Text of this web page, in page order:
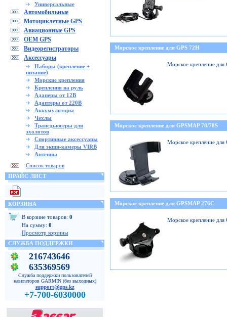
Универсальные
Автомобильные
Мотоциклетные GPS
Авиационные GPS
OEM GPS
Видеорегистраторы
Аксессуары
Наборы (крепление +
питание)
Морские крепления
Крепления на руль
Адаперы от 12В
Адаптеры от 220В
Аккумуляторы
Чехлы
Трансдьюсеры для
эхолотов
Спортивные аксессуары
Для экшн-камеры VIRB
Антенны
Список товаров
ПРАЙС ЛИСТ
КОРЗИНА
В корзине товаров: 0
На сумму: 0
Просмотр корзины
СЛУЖБА ПОДДЕРЖКИ
216743646
635369569
Служба поддержки пользователей
навигаторов GARMIN (без выходных)
support@gps.kz
+7-700-6030000
Морское крепление для GPS 72H
Морское крепление
Морское крепление для GPSMAP 78/78S
Морское крепление
Морское крепление для GPSMAP 276C
Морское крепление